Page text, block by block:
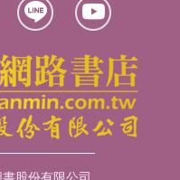
股份有限公司